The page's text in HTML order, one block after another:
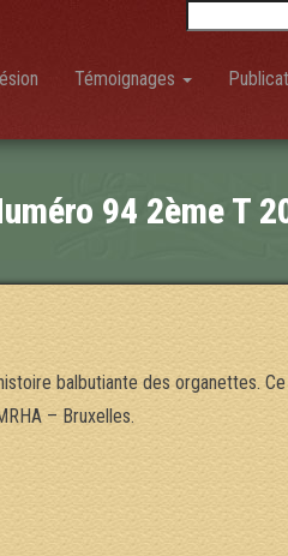
Témoignages
94 2ème T
balbutiante des organettes.
– Bruxelles.